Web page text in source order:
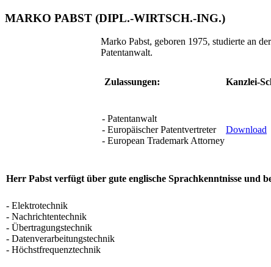
MARKO PABST (DIPL.-WIRTSCH.-ING.)
Marko Pabst, geboren 1975, studierte an
Patentanwalt.
Zulassungen: Kanzlei-
- Patentanwalt
- Europäischer Patentvertreter
- European Trademark Attorney
Download
Herr Pabst verfügt über gute englische Sprachkenntnisse und
- Elektrotechnik
- Nachrichtentechnik
- Übertragungstechnik
- Datenverarbeitungstechnik
- Höchstfrequenztechnik